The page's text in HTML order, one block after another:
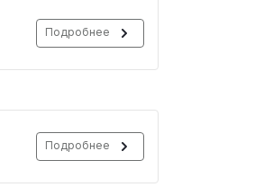
Подробнее
Подробнее